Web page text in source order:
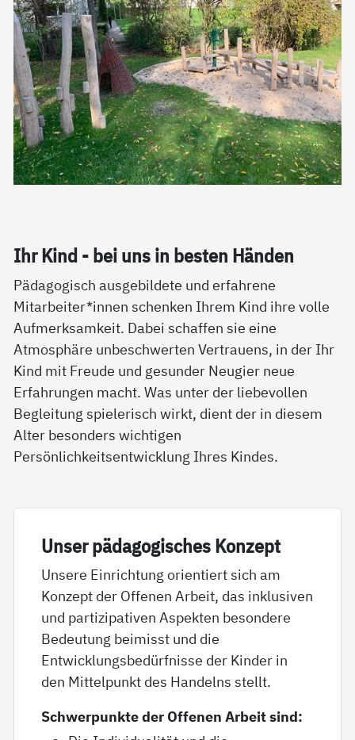
Ihr Kind - bei uns in bes­ten Hän­den
Pädagogisch ausgebildete und erfahrene
Mitarbeiter*innen schenken Ihrem Kind ihre volle
Aufmerksamkeit. Dabei schaffen sie eine
Atmosphäre unbeschwerten Vertrauens, in der Ihr
Kind mit Freude und gesunder Neugier neue
Erfahrungen macht. Was unter der liebevollen
Begleitung spielerisch wirkt, dient der in diesem
Alter besonders wichtigen
Persönlichkeitsentwicklung Ihres Kindes.
Un­ser päda­go­gi­sches Kon­zept
Unsere Einrichtung orientiert sich am
Konzept der Offenen Arbeit, das inklusiven
und partizipativen Aspekten besondere
Bedeutung beimisst und die
Entwicklungsbedürfnisse der Kinder in
den Mittelpunkt des Handelns stellt.
Schwerpunkte der Offenen Arbeit sind: